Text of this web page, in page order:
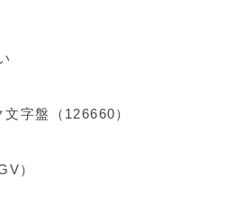
字盤（126660）
）